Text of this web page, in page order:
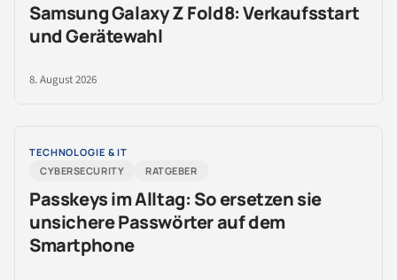
Samsung Galaxy Z Fold8: Verkaufsstart
und Gerätewahl
8. August 2026
TECHNOLOGIE & IT
CYBERSECURITY
RATGEBER
Passkeys im Alltag: So ersetzen sie
unsichere Passwörter auf dem
Smartphone